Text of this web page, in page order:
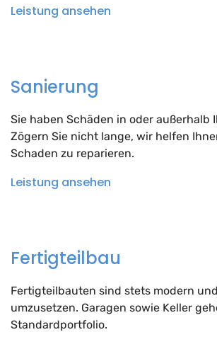
Leistung ansehen
Sanierung
Sie haben Schäden in oder außerhalb
Zögern Sie nicht lange, wir helfen
Schaden zu reparieren.
Leistung ansehen
Fertigteilbau
Fertigteilbauten sind stets modern
umzusetzen. Garagen sowie Keller
Standardportfolio.